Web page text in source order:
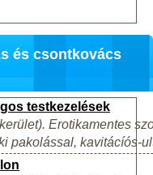
és csontkovács
testkezelések
Erotikamentes
pakolással, kavitácíós-